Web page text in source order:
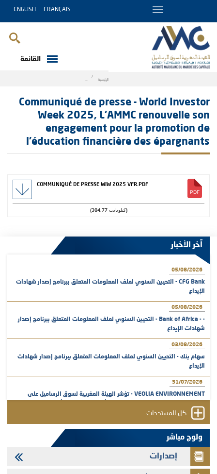
FRANÇAIS
ENGLISH
القائمة
الرئيسية promotion de l’éducation financière des épargnants
Communiqué de presse - World Investor
Week 2025, L’AMMC renouvelle son
engagement pour la promotion de
l’éducation financière des épargnants
COMMUNIQUÉ DE PRESSE WIW 2025 VFR.PDF
(384.77 كيلوبايت)
آخر الأخبار
05/08/2026
CFG Bank - التحيين السنوي لملف المعلومات المتعلق ببرنامج إصدار شهادات
الإيداع
05/08/2026
- - Bank of Africa - التحيين السنوي لملف المعلومات المتعلق ببرنامج إصدار
شهادات الإيداع
03/08/2026
سهام بنك - التحيين السنوي لملف المعلومات المتعلق ببرنامج إصدار شهادات
الإيداع
31/07/2026
VEOLIA ENVIRONNEMENT - تؤشر الهيئة المغربية لسوق الرساميل على
29/07/2026
وفابايل - التحيين السنوي لملف المعلومات المتعلق ببرنامج إصدار سندات
شركات التمويل
29/07/2026
تهنئة بمناسبة عيد العرش المجيد
كل المستجدات
ولوج مباشر
إصدارات